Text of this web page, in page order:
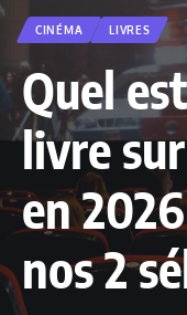
CINÉMA LIVRES
Quel
livre
en
nos 2